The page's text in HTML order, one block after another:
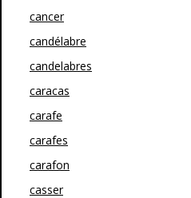
cancer
candélabre
candelabres
caracas
carafe
carafes
carafon
casser